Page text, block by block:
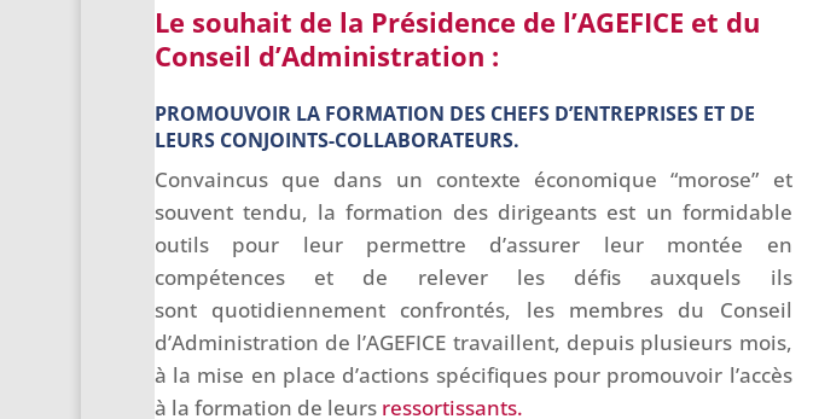
Le souhait de la Présidence de l’AGEFICE et du
Conseil d’Administration :
PROMOUVOIR LA FORMATION DES CHEFS D’ENTREPRISES ET DE
LEURS CONJOINTS-COLLABORATEURS.
Convaincus que dans un contexte économique “morose” et
souvent tendu, la formation des dirigeants est un formidable
outils pour leur permettre d’assurer leur montée en
compétences et de relever les défis auxquels ils
sont quotidiennement confrontés, les membres du Conseil
d’Administration de l’AGEFICE travaillent, depuis plusieurs mois,
à la mise en place d’actions spécifiques pour promouvoir l’accès
à la formation de leurs ressortissants.